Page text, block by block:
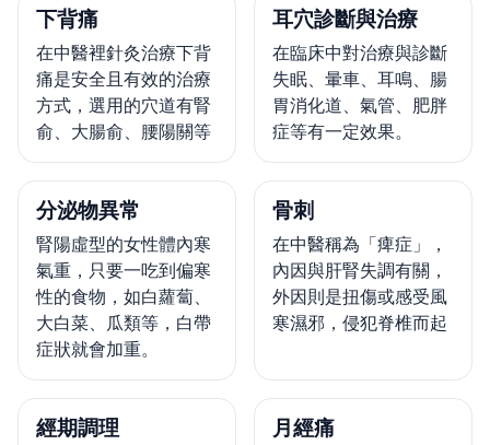
下背痛
在中醫裡針灸治療下背
痛是安全且有效的治療
方式，選用的穴道有腎
俞、大腸俞、腰陽關等
耳穴診斷與治療
在臨床中對治療與診斷
失眠、暈車、耳鳴、腸
胃消化道、氣管、肥胖
症等有一定效果。
分泌物異常
腎陽虛型的女性體內寒
氣重，只要一吃到偏寒
性的食物，如白蘿蔔、
大白菜、瓜類等，白帶
症狀就會加重。
骨刺
在中醫稱為「痺症」，
內因與肝腎失調有關，
外因則是扭傷或感受風
寒濕邪，侵犯脊椎而起
經期調理 月經痛